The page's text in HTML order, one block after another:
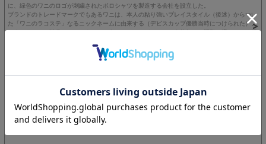
に、緑色のワニのロゴが刺繍されたポロシャツを製造する会社を設立した。
ブランドのトレードマークでもあるワニは、本人の粘り強いプレイスタイル（後述）からつい
た「ワニのラコステ」なるニックネームに由来する（デビスカップ優勝当時につけられた）。
ルネ・ラコステ時代のテニスウェアは白のシャツにパンツという格好で、運動に適している服
そこで彼は、半袖で襟がリブニットボーダーの軽く伸縮性に優れたニットシャツを開発する。
これが、現在もラコステの看板商品であるポロシャツの原点である。
へとつながっていく。